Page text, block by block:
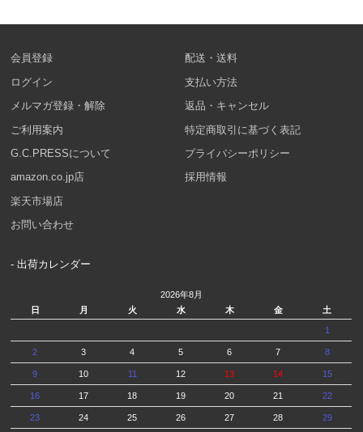
会員登録
ログイン
メルマガ登録・解除
ご利用案内
G.C.PRESSについて
amazon.co.jp店
楽天市場店
お問い合わせ
配送・送料
支払い方法
返品・キャンセル
特定商取引に基づく表記
プライバシーポリシー
採用情報
- 出荷カレンダー
2026年8月
日
月 火 水 木 金 土
1
2 3 4 5 6 7 8
9 10 11 12 13 14 15
16 17 18 19 20 21 22
23 24 25 26 27 28 29